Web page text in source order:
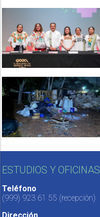
ESTUDIOS Y OFICINAS
Teléfono
(999) 923 61 55 (recepción)